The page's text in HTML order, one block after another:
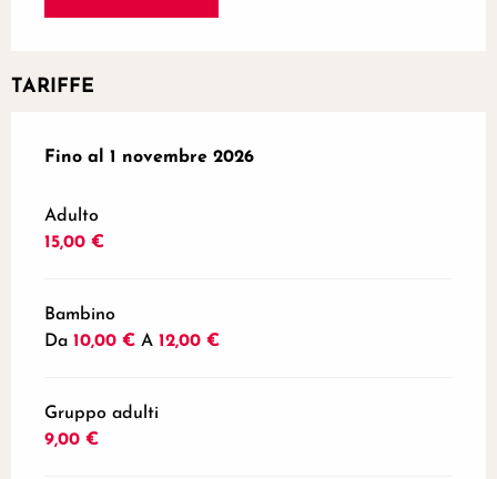
TARIFFE
Dal1 aprile 2026al 1 novembre 2026
Fino al 1 novembre 2026
Adulto
15,00 €
Bambino
Da 10,00 € A 12,00 €
Gruppo adulti
9,00 €